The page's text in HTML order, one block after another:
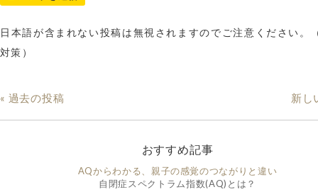
日本語が含まれない投稿は無視されますのでご注意ください。
対策）
« 過去の投稿 新し
おすすめ記事
AQからわかる、親子の感覚のつながりと違い
自閉症スペクトラム指数(AQ)とは？